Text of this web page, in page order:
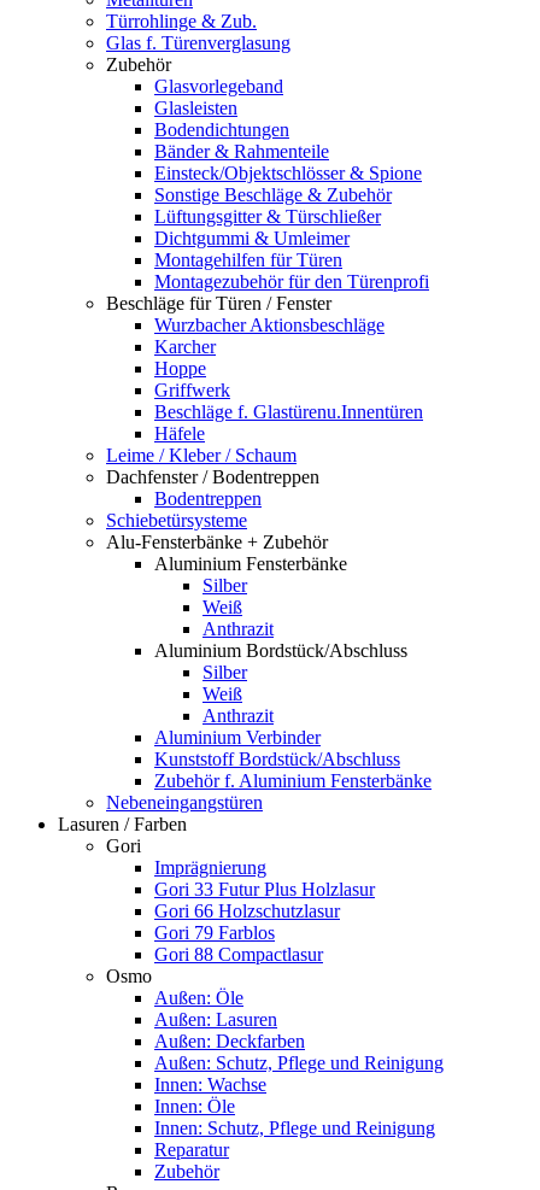
Türrohlinge & Zub.
Glas f. Türenverglasung
Zubehör
Glasvorlegeband
Glasleisten
Bodendichtungen
Bänder & Rahmenteile
Einsteck/Objektschlösser & Spione
Sonstige Beschläge & Zubehör
Lüftungsgitter & Türschließer
Dichtgummi & Umleimer
Montagehilfen für Türen
Montagezubehör für den Türenprofi
Beschläge für Türen / Fenster
Wurzbacher Aktionsbeschläge
Karcher
Hoppe
Griffwerk
Beschläge f. Glastürenu.Innentüren
Häfele
Leime / Kleber / Schaum
Dachfenster / Bodentreppen
Bodentreppen
Schiebetürsysteme
Alu-Fensterbänke + Zubehör
Aluminium Fensterbänke
Silber
Weiß
Anthrazit
Aluminium Bordstück/Abschluss
Silber
Weiß
Anthrazit
Aluminium Verbinder
Kunststoff Bordstück/Abschluss
Zubehör f. Aluminium Fensterbänke
Nebeneingangstüren
Lasuren / Farben
Gori
Imprägnierung
Gori 33 Futur Plus Holzlasur
Gori 66 Holzschutzlasur
Gori 79 Farblos
Gori 88 Compactlasur
Osmo
Außen: Öle
Außen: Lasuren
Außen: Deckfarben
Außen: Schutz, Pflege und Reinigung
Innen: Wachse
Innen: Öle
Innen: Schutz, Pflege und Reinigung
Reparatur
Zubehör